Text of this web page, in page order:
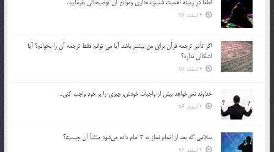
لطفا در زمينه اهميت شب‌زنده‌داري وموانع آن توضيحاتي بفرماييد.
2 اسفند 96
اگر تأثير ترجمه قرآن براي من بيشتر باشد آيا مي توانم فقط ترجمه آن را بخوانم؟ آيا
اشكالي ندارد؟
2 اسفند 96
خداوند نمي‌خواهد بيش از واجبات خودش، چيزي را بر خود واجب كني…
2 اسفند 96
سلامي كه بعد از اتمام نماز به 3 امام داده مي‌شود منشأ آن چيست؟